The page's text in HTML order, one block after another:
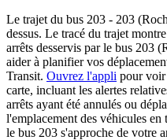
Le trajet du bus 203 - 203
dessus. Le tracé du trajet
arrêts desservis par le bus 203
aider à planifier vos
Transit. Ouvrez l'appli pour voir
carte, incluant les alertes
arrêts ayant été annulés ou
l'emplacement des véhicules
le bus 203 s'approche de votre